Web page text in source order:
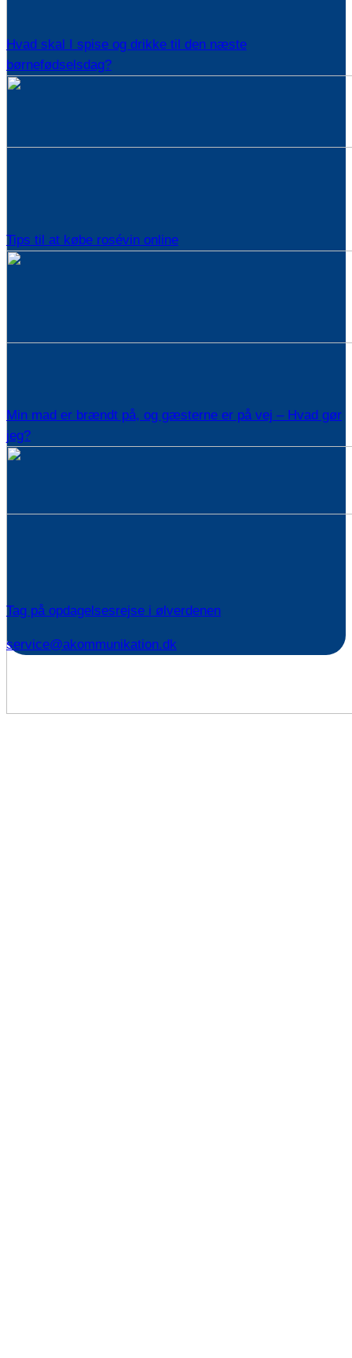
Hvad skal I spise og drikke til den næste
børnefødselsdag?
Tips til at købe rosévin online
Min mad er brændt på, og gæsterne er på vej – Hvad gør
jeg?
Tag på opdagelsesrejse i ølverdenen
service@akommunikation.dk